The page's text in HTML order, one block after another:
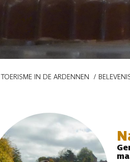
TOERISME IN DE ARDENNEN